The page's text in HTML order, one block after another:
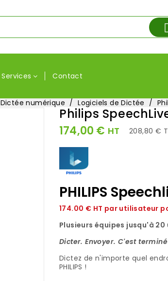
Services Contact
Dictée numérique Logiciels de Dictée
Philips
174,00 € HT 208,80 €
PHILIPS
174.00 € HT par utilisateur
Plusieurs équipes jusqu'à
Dicter. Envoyer. C'est
Dictez de n'importe quel
PHILIPS !